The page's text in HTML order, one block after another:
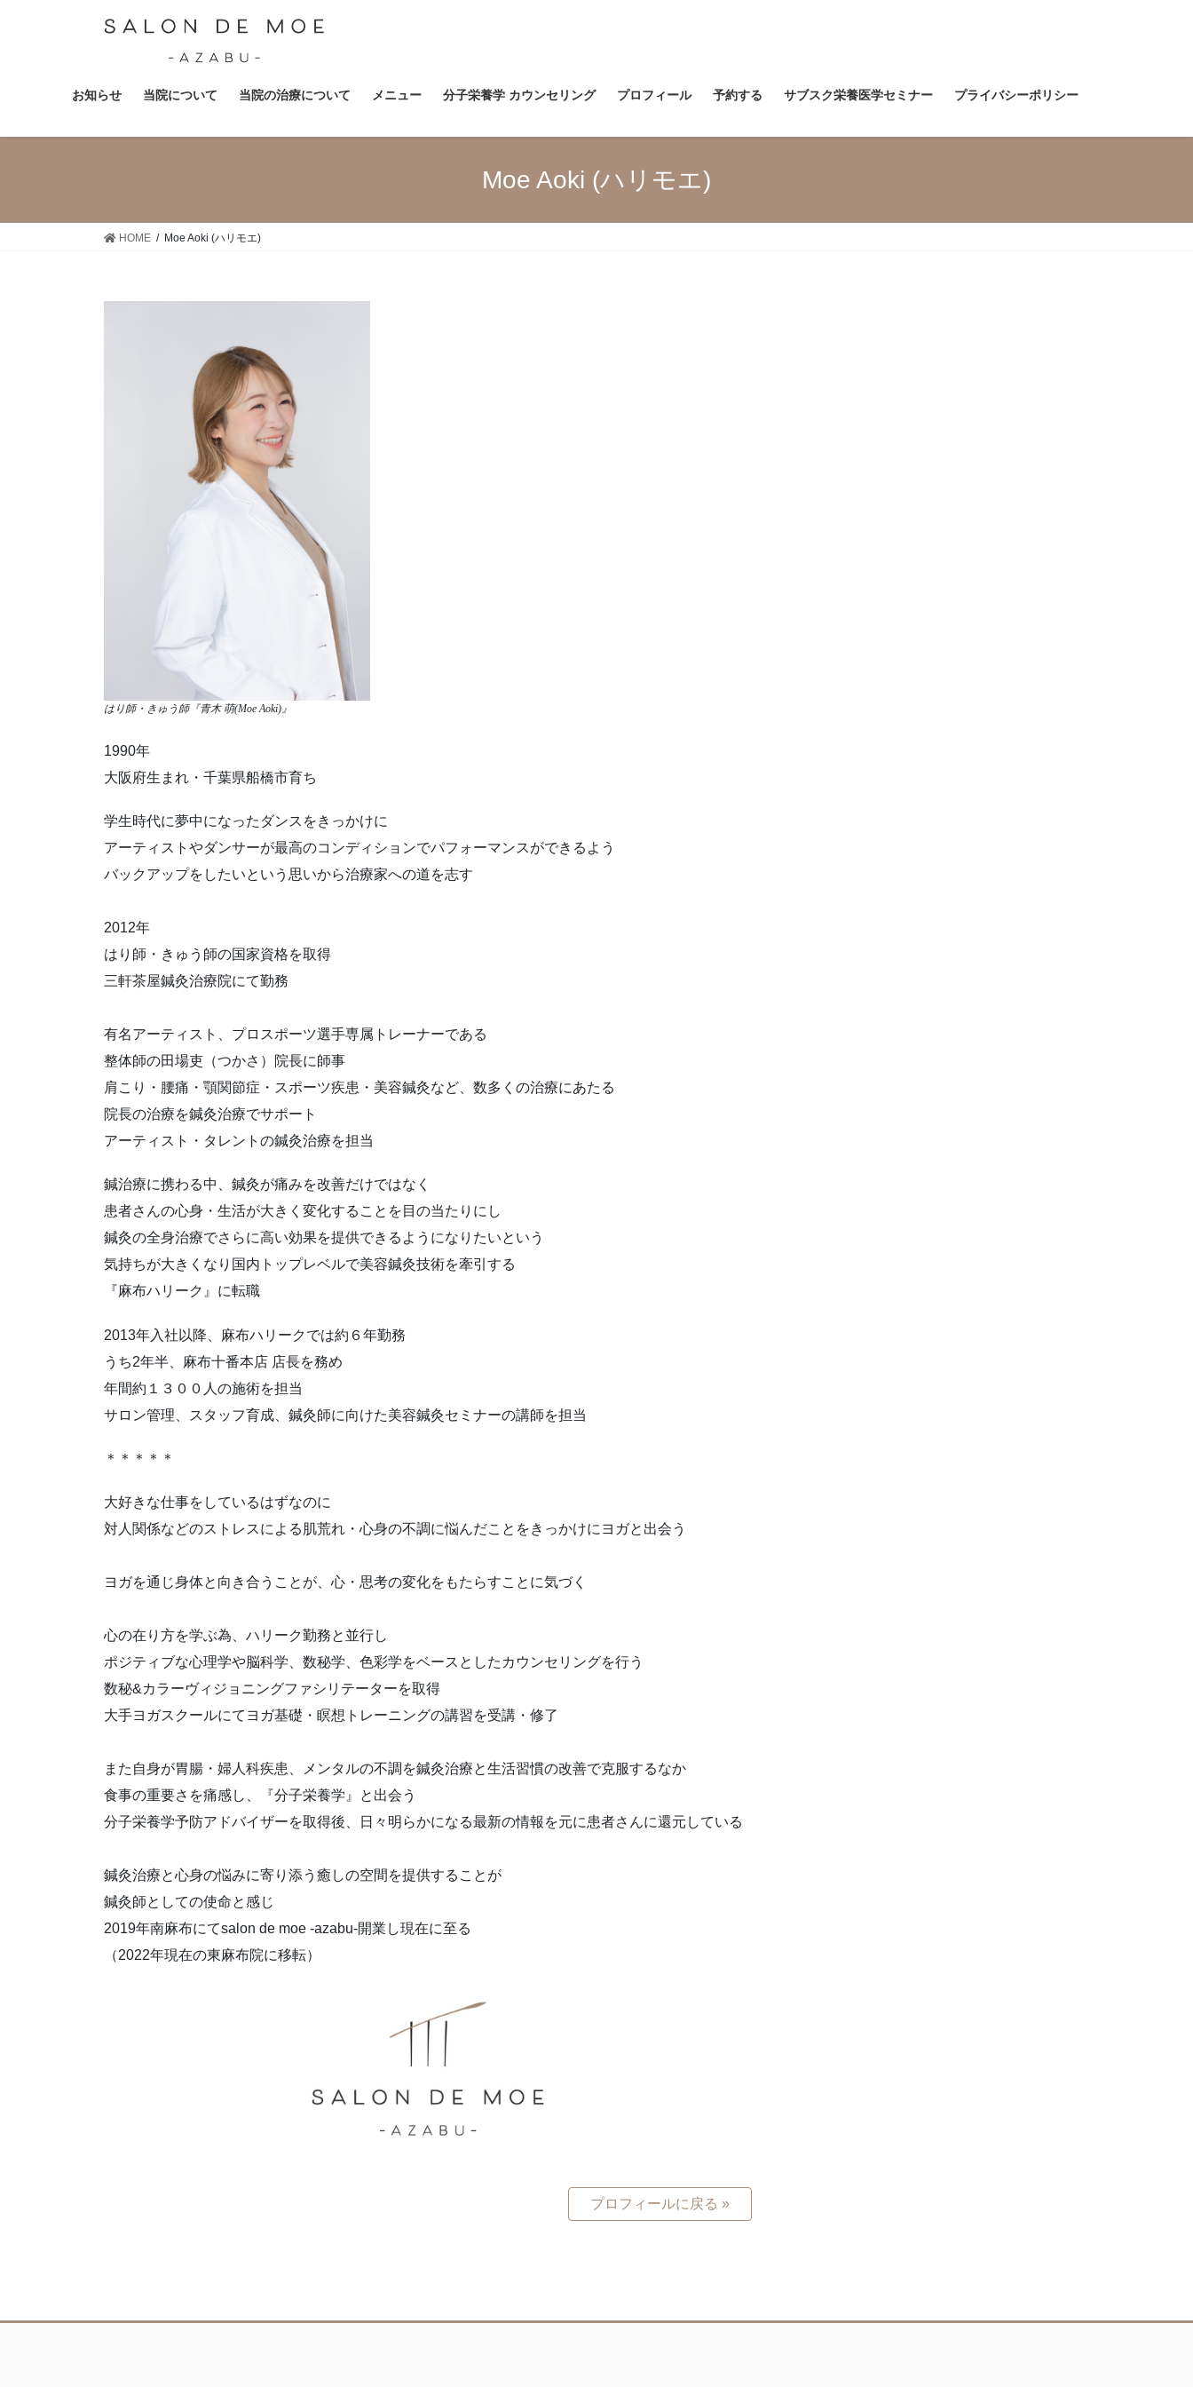
ス
ン
お知らせ 当院について 当院の治療について メニュー 分子栄養学 カウンセリング プロフィール 予約する サブスク栄養医学セミナー プライバシーポリシー
Moe Aoki (ハリモエ)
HOME Moe Aoki (ハリモエ)
はり師・きゅう師『青木 萌(Moe Aoki)』
1990年
大阪府生まれ・千葉県船橋市育ち
学生時代に夢中になったダンスをきっかけに
アーティストやダンサーが最高のコンディションでパフォーマンスができるよう
バックアップをしたいという思いから治療家への道を志す
2012年
はり師・きゅう師の国家資格を取得
三軒茶屋鍼灸治療院にて勤務
有名アーティスト、プロスポーツ選手専属トレーナーである
整体師の田場吏（つかさ）院長に師事
肩こり・腰痛・顎関節症・スポーツ疾患・美容鍼灸など、数多くの治療にあたる
院長の治療を鍼灸治療でサポート
アーティスト・タレントの鍼灸治療を担当
鍼治療に携わる中、鍼灸が痛みを改善だけではなく
患者さんの心身・生活が大きく変化することを目の当たりにし
鍼灸の全身治療でさらに高い効果を提供できるようになりたいという
気持ちが大きくなり国内トップレベルで美容鍼灸技術を牽引する
『麻布ハリーク』に転職
2013年入社以降、麻布ハリークでは約６年勤務
うち2年半、麻布十番本店 店長を務め
年間約１３００人の施術を担当
サロン管理、スタッフ育成、鍼灸師に向けた美容鍼灸セミナーの講師を担当
＊＊＊＊＊
大好きな仕事をしているはずなのに
対人関係などのストレスによる肌荒れ・心身の不調に悩んだことをきっかけにヨガと出会う
ヨガを通じ身体と向き合うことが、心・思考の変化をもたらすことに気づく
心の在り方を学ぶ為、ハリーク勤務と並行し
ポジティブな心理学や脳科学、数秘学、色彩学をベースとしたカウンセリングを行う
数秘&カラーヴィジョニングファシリテーターを取得
大手ヨガスクールにてヨガ基礎・瞑想トレーニングの講習を受講・修了
また自身が胃腸・婦人科疾患、メンタルの不調を鍼灸治療と生活習慣の改善で克服するなか
食事の重要さを痛感し、『分子栄養学』と出会う
分子栄養学予防アドバイザーを取得後、日々明らかになる最新の情報を元に患者さんに還元している
鍼灸治療と心身の悩みに寄り添う癒しの空間を提供することが
鍼灸師としての使命と感じ
2019年南麻布にてsalon de moe -azabu-開業し現在に至る
（2022年現在の東麻布院に移転）
プロフィールに戻る »